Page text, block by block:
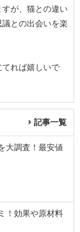
が、猫との違い
との出会いを楽
れば嬉しいで
記事一覧
大調査！最安値
！効果や原材料